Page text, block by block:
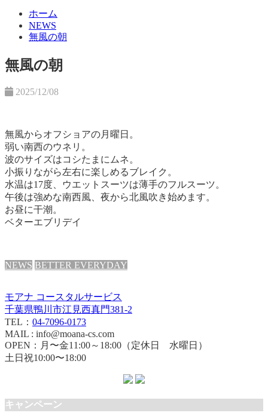
ホーム
NEWS
無風の朝
無風の朝
2025/12/08
無風からオフショアの月曜日。
弱い南西のウネリ。
波のサイズはコシたまにムネ。
小振りながら左右に楽しめるブレイク。
水温は17度、ウエットスーツは薄手のフルスーツ。
午後は強めな南西風、夜から北風吹き始めます。
お昼に干潮。
ベターエブリデイ
NEWS BETTER EVERYDAY
モアナ コースタルサービス
千葉県鴨川市江見西真門381-2
TEL： 04-7096-0173
MAIL : info@moana-cs.com
OPEN：月〜金11:00～18:00（定休日 水曜日）
土日祝10:00〜18:00
キャンペーン